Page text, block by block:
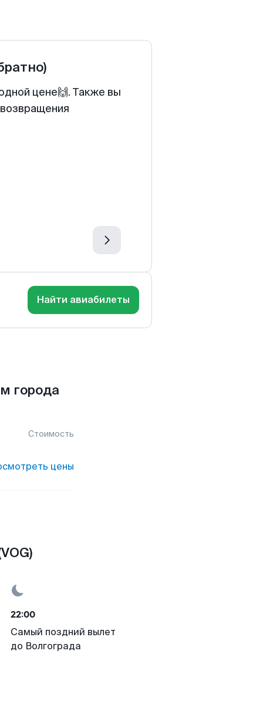
цене🙌. Также вы
Найти авиабилеты
города
Стоимость
цены
22:00
Самый поздний вылет
до Волгограда